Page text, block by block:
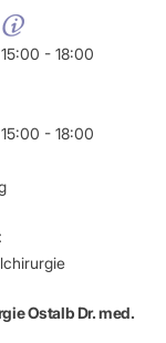
15:00 - 18:00
15:00 - 18:00
Ostalb Dr. med.